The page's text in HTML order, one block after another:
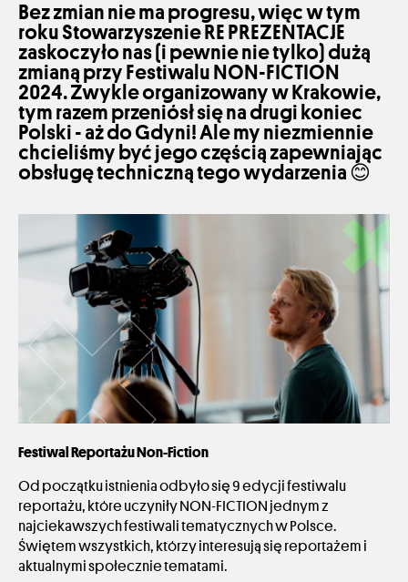
Bez zmian nie ma progresu, więc w tym
roku Stowarzyszenie RE PREZENTACJE
zaskoczyło nas (i pewnie nie tylko) dużą
zmianą przy Festiwalu NON-FICTION
2024. Zwykle organizowany w Krakowie,
tym razem przeniósł się na drugi koniec
Polski - aż do Gdyni! Ale my niezmiennie
chcieliśmy być jego częścią zapewniając
obsługę techniczną tego wydarzenia 😊
Festiwal Reportażu Non-Fiction
Od początku istnienia odbyło się ​9 edycji festiwalu
reportażu, które uczyniły ​NON-FICTION jednym z
najciekawszych festiwali tematycznych w Polsce.
Świętem wszystkich, którzy interesują się reportażem i
aktualnymi społecznie tematami. ​